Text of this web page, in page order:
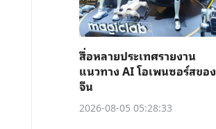
สื่อหลายประเทศรายงาน
แนวทาง AI โอเพนซอร์สของ
จีน
2026-08-05 05:28:33